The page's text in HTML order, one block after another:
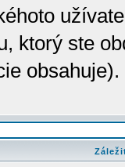
ktorý ste